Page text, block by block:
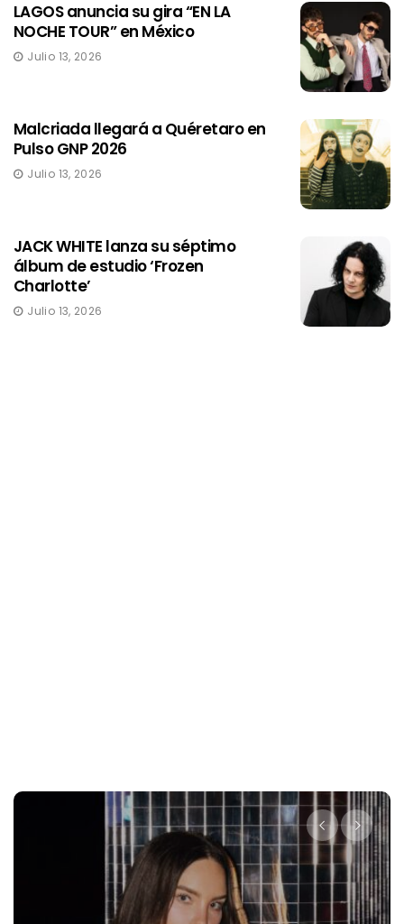
LAGOS anuncia su gira “EN LA
NOCHE TOUR” en México
Julio 13, 2026
Malcriada llegará a Quéretaro en
Pulso GNP 2026
Julio 13, 2026
JACK WHITE lanza su séptimo
álbum de estudio ‘Frozen
Charlotte’
Julio 13, 2026